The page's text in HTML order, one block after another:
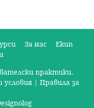
За нас
Екип
практики.
условия| Правила за